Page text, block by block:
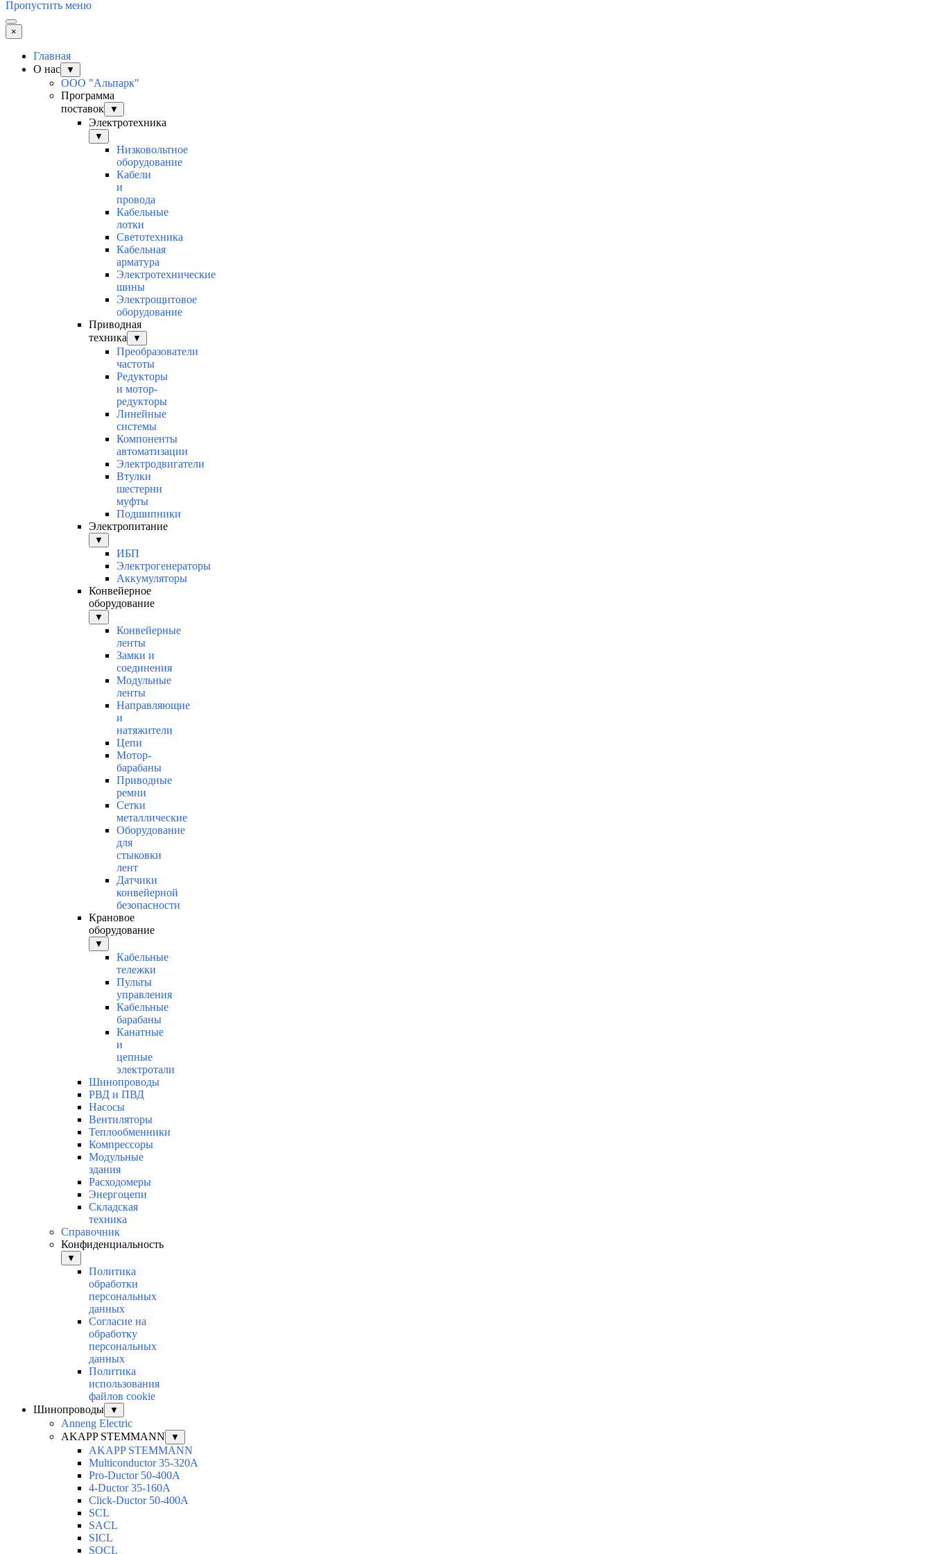
Пропустить меню
×
Главная
О нас
▼
ООО "Альпарк"
Программа
поставок
▼
Электротехника
▼
Низковольтное
оборудование
Кабели
и
провода
Кабельные
лотки
Светотехника
Кабельная
арматура
Электротехнические
шины
Электрощитовое
оборудование
Приводная
техника
▼
Преобразователи
частоты
Редукторы
и мотор-
редукторы
Линейные
системы
Компоненты
автоматизации
Электродвигатели
Втулки
шестерни
муфты
Подшипники
Электропитание
▼
ИБП
Электрогенераторы
Аккумуляторы
Конвейерное
оборудование
▼
Конвейерные
ленты
Замки и
соединения
Модульные
ленты
Направляющие
и
натяжители
Цепи
Мотор-
барабаны
Приводные
ремни
Сетки
металлические
Оборудование
для
стыковки
лент
Датчики
конвейерной
безопасности
Крановое
оборудование
▼
Кабельные
тележки
Пульты
управления
Кабельные
барабаны
Канатные
и
цепные
электротали
Шинопроводы
РВД и ПВД
Насосы
Вентиляторы
Теплообменники
Компрессоры
Модульные
здания
Расходомеры
Энергоцепи
Складская
техника
Справочник
Конфиденциальность
▼
Политика
обработки
персональных
данных
Согласие на
обработку
персональных
данных
Политика
использования
файлов cookie
Шинопроводы
▼
Anneng Electric
AKAPP STEMMANN
▼
AKAPP STEMMANN
Multiconductor 35-320A
Pro-Ductor 50-400A
4-Ductor 35-160A
Click-Ductor 50-400A
SCL
SACL
SICL
SOCL